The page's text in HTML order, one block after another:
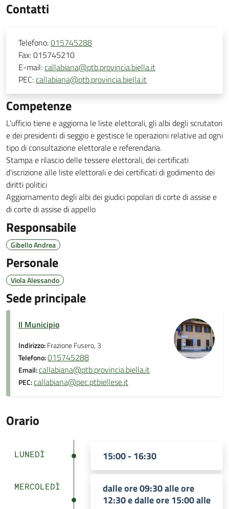
Contatti
Telefono:015745288
Fax:015745210
E-mail:callabiana@ptb.provincia.biella.it
PEC:callabiana@ptb.provincia.biella.it
Competenze
L'ufficio tiene e aggiorna le liste elettorali, gli albi degli scrutatori
e dei presidenti di seggio e gestisce le operazioni relative ad ogni
tipo di consultazione elettorale e referendaria.
Stampa e rilascio delle tessere elettorali, dei certificati
d'iscrizione alle liste elettorali e dei certificati di godimento dei
diritti politici
Aggiornamento degli albi dei giudici popolari di corte di assise e
di corte di assise di appello
Responsabile
Gibello Andrea
Personale
Viola Alessando
Sede principale
Il Municipio
Indirizzo:Frazione Fusero, 3
Telefono:015745288
Email:callabiana@ptb.provincia.biella.it
PEC:callabiana@pec.ptbiellese.it
Orario
LUNEDÌ 15:00 - 16:30
MERCOLEDÌ
dalle ore 09:30 alle ore
12:30 e dalle ore 15:00 alle